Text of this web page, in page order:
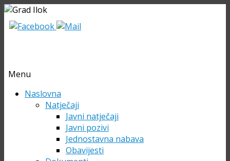
Menu
Skip Naslovna
Natječaji
Javni natječaji
Javni pozivi
Jednostavna nabava
Obavijesti